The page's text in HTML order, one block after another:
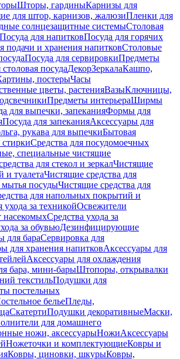
Шторы, гардиныКарнизы для
для штор, карнизов, жалюзиПленки для
солнцезащитные системыСтоловая
Посуда для напитковПосуда для горячих
подачи и хранения напитковСтоловые
Посуда для сервировкиПредметы
столовая посудаДекорЗеркалаКашпо,
постерыЧасы
цветы, растенияВазыКлючницы,
Предметы интерьераШирмы
для выпечки, запеканияФормы для
Посуда для запеканияАксессуары для
рукава для выпечкиБытовая
стиркиСредства для посудомоечных
специальные чистящие
для стекол и зеркалЧистящие
и туалетаЧистящие средства для
мытья посудыЧистящие средства для
для напольных покрытий и
ухода за техникойОсвежители
насекомыхСредства ухода за
за обувьюДезинфицирующие
для бараСервировка для
для хранения напитковАксессуары для
Аксессуары для охлаждения
бара, мини-барыШтопоры, открывалки
текстильПодушки для
постельных
бельеПледы,
СкатертиПодушки декоративныеМаски,
для домашнего
ножи, аксессуарыНожиАксессуары
Ножеточки и комплектующиеКовры и
Ковры, циновки, шкурыКовры,